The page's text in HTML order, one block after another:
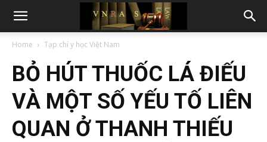
Home Tạp chí y học Việt Nam
BỎ HÚT THUỐC LÁ ĐIẾU
VÀ MỘT SỐ YẾU TỐ LIÊN
QUAN Ở THANH THIẾU